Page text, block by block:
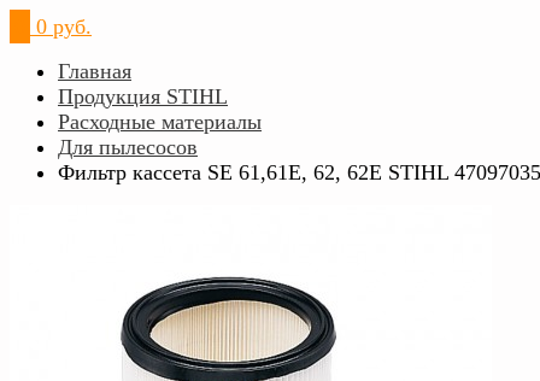
0 руб.
Главная
Продукция STIHL
Расходные материалы
Для пылесосов
Фильтр кассета SE 61,61E, 62, 62E STIHL